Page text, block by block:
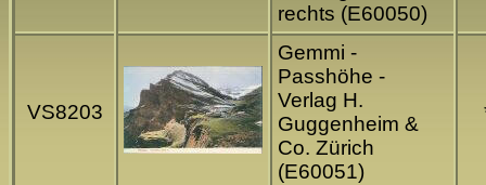
rechts (E60050)
VS8203
Gemmi -
Passhöhe -
Verlag H.
Guggenheim &
Co. Zürich
(E60051)